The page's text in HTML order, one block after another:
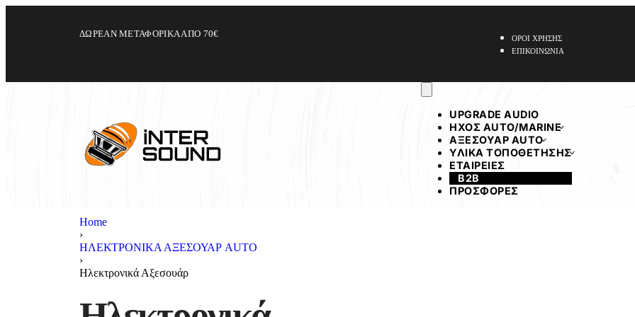
ΔΩΡΕΑΝ ΜΕΤΑΦΟΡΙΚΑ ΑΠΟ 70€ ΑΠΟΣΤΟΛΗ ΠΑΝΕΛΛΑΔΙΚΑ
ΟΡΟΙ ΧΡΗΣΗΣ
ΕΠΙΚΟΙΝΩΝΙΑ
UPGRADE AUDIO
ΗΧΟΣ ΑUTO/MARINE
ΑΞΕΣΟΥΑΡ AUTO
ΥΛΙΚΑ ΤΟΠΟΘΕΤΗΣΗΣ
ΕΤΑΙΡΕΙΕΣ
B2B
ΠΡΟΣΦΟΡΕΣ
Home
›
ΗΛΕΚΤΡΟΝΙΚΑ ΑΞΕΣΟΥΑΡ AUTO
›
Ηλεκτρονικά Αξεσουάρ